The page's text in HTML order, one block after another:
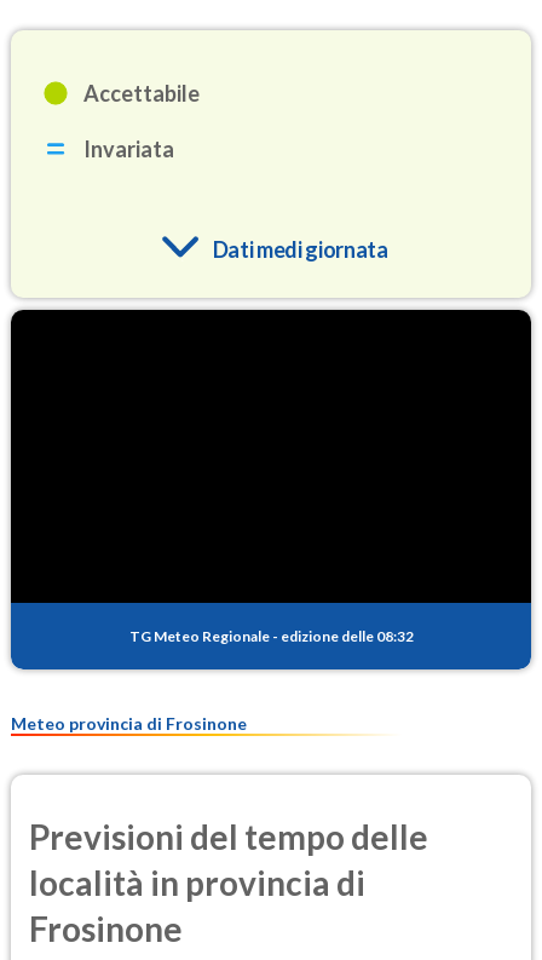
Accettabile
Invariata
Dati medi giornata
PM25
TG Meteo Regionale - edizione delle 08:32
Meteo provincia di Frosinone
Previsioni del tempo delle
località in provincia di
Frosinone